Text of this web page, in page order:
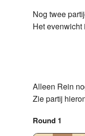
Nog twee
Het evenwicht
Alleen Rein
Zie partij
Round 1